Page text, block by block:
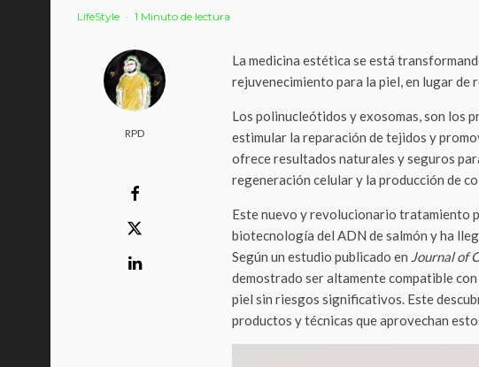
LifeStyle · 1 Minuto de lectura
RPD
La medicina estética se está
rejuvenecimiento para la piel, en lugar
Los polinucleótidos y exosomas, son los
estimular la reparación de tejidos y
ofrece resultados naturales y seguros
regeneración celular y la producción de
Este nuevo y revolucionario tratamiento
biotecnología del ADN de salmón y ha
Según un estudio publicado en Journal of
demostrado ser altamente compatible
piel sin riesgos significativos. Este
productos y técnicas que aprovechan